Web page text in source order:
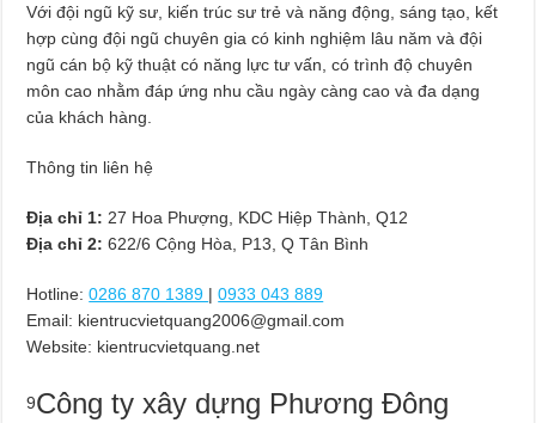
Với đội ngũ kỹ sư, kiến trúc sư trẻ và năng động, sáng tạo, kết
hợp cùng đội ngũ chuyên gia có kinh nghiệm lâu năm và đội
ngũ cán bộ kỹ thuật có năng lực tư vấn, có trình độ chuyên
môn cao nhằm đáp ứng nhu cầu ngày càng cao và đa dạng
của khách hàng.
Thông tin liên hệ
Địa chỉ 1: 27 Hoa Phượng, KDC Hiệp Thành, Q12
Địa chỉ 2: 622/6 Cộng Hòa, P13, Q Tân Bình
Hotline: 0286 870 1389 |0933 043 889
Email: kientrucvietquang2006@gmail.com
Website: kientrucvietquang.net
9Công ty xây dựng Phương Đông